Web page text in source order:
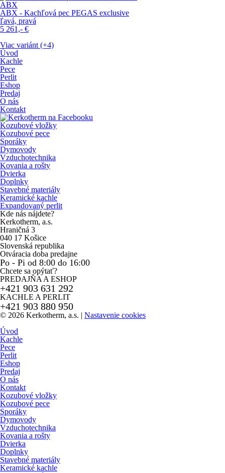
ABX
ABX - Kachľová pec PEGAS exclusive
ľavá, pravá
5 261,- €
Viac variánt (+4)
Úvod
Kachle
Pece
Perlit
Eshop
Predaj
O nás
Kontakt
Kozubové vložky
Kozubové pece
Sporáky
Dymovody
Vzduchotechnika
Kovania a rošty
Dvierka
Doplnky
Stavebné materiály
Keramické kachle
Expandovaný perlit
Kde nás nájdete?
Kerkotherm, a.s.
Hraničná 3
040 17 Košice
Slovenská republika
Otváracia doba predajne
Po - Pi od 8:00 do 16:00
Chcete sa opýtať?
PREDAJŇA A ESHOP
+421 903 631 292
KACHLE A PERLIT
+421 903 880 950
© 2026 Kerkotherm, a.s. | Nastavenie cookies
Úvod
Kachle
Pece
Perlit
Eshop
Predaj
O nás
Kontakt
Kozubové vložky
Kozubové pece
Sporáky
Dymovody
Vzduchotechnika
Kovania a rošty
Dvierka
Doplnky
Stavebné materiály
Keramické kachle